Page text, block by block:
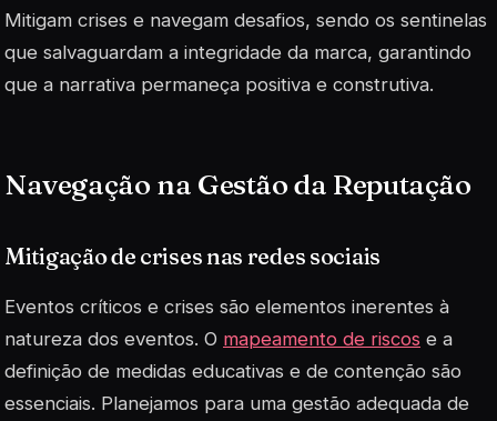
Mitigam crises e navegam desafios, sendo os sentinelas
que salvaguardam a integridade da marca, garantindo
que a narrativa permaneça positiva e construtiva.
Navegação na Gestão da Reputação
Mitigação de crises nas redes sociais
Eventos críticos e crises são elementos inerentes à
natureza dos eventos. O mapeamento de riscos e a
definição de medidas educativas e de contenção são
essenciais. Planejamos para uma gestão adequada de